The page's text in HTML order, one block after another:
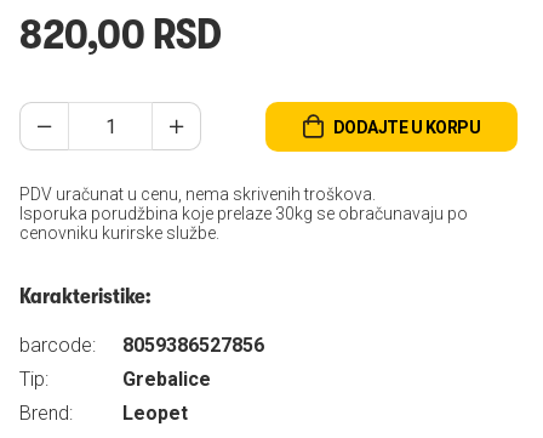
820,00 RSD
DODAJTE U KORPU
PDV uračunat u cenu, nema skrivenih troškova.
Isporuka porudžbina koje prelaze 30kg se obračunavaju po
cenovniku kurirske službe.
Karakteristike:
barcode:
8059386527856
Tip:
Grebalice
Brend:
Leopet